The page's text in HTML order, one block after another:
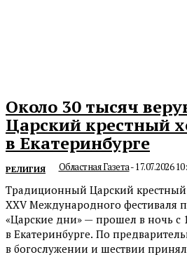
Около 30 тысяч
Царский крестный
в Екатеринбурге
РЕЛИГИЯ Областная Газета-17.07.2026
Традиционный Царский крестный
XXV Международного фестиваля
«Царские дни» — прошел в ночь с
в Екатеринбурге. По
в богослужении и шествии